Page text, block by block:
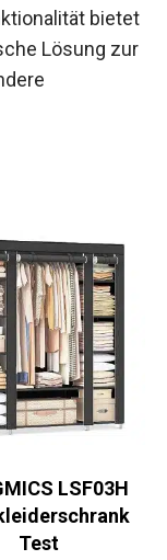
bietet
Lösung zur
LSF03H
Test